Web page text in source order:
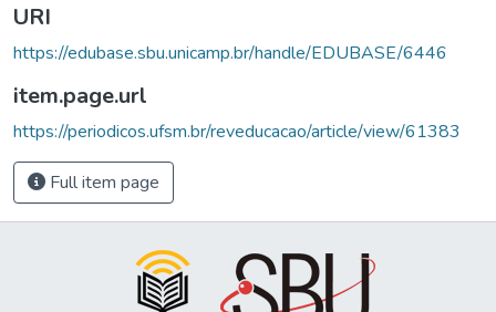
URI
https://edubase.sbu.unicamp.br/handle/EDUBASE/6446
item.page.url
https://periodicos.ufsm.br/reveducacao/article/view/61383
Full item page